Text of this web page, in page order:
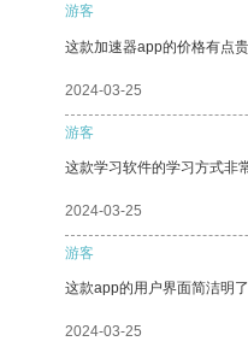
游客
这款加速器app的价格有点
2024-03-25
游客
这款学习软件的学习方式非
2024-03-25
游客
这款app的用户界面简洁明
2024-03-25